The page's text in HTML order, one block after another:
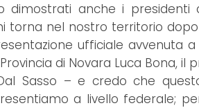
anche i
torna nel nostro territorio
ufficiale avvenuta
di Novara Luca Bona,
Sasso – e credo che
a livello federale;